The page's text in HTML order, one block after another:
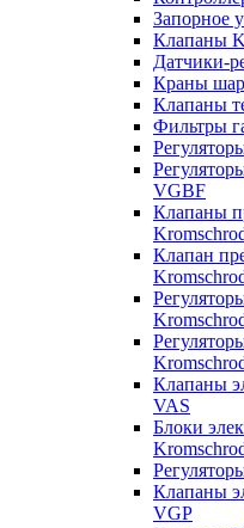
Запорное
Клапаны
Датчики-
Краны
Клапаны
Фильтры
VGBF
Клапаны
Клапан
Клапаны
VAS
Блоки
Клапаны
VGP